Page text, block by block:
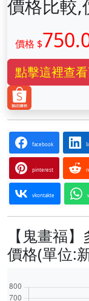
價格比較,
價格 $
點擊這裡查
facebook
pinterest
vkontakte
【鬼畫福
價格(單位: